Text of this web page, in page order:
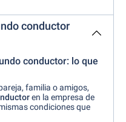
conductor
conductor: lo que
familia o amigos,
en la empresa de
condiciones que